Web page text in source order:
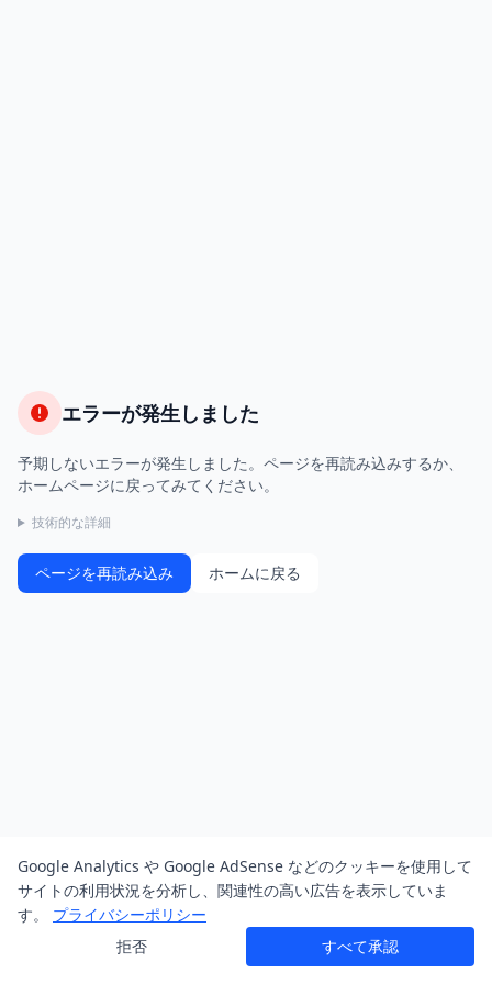
エラーが発生しました
予期しないエラーが発生しました。ページを再読み込みするか、
ホームページに戻ってみてください。
技術的な詳細
ページを再読み込み ホームに戻る
Google Analytics や Google AdSense などのクッキーを使用して
サイトの利用状況を分析し、関連性の高い広告を表示していま
す。
プライバシーポリシー
拒否
すべて承認